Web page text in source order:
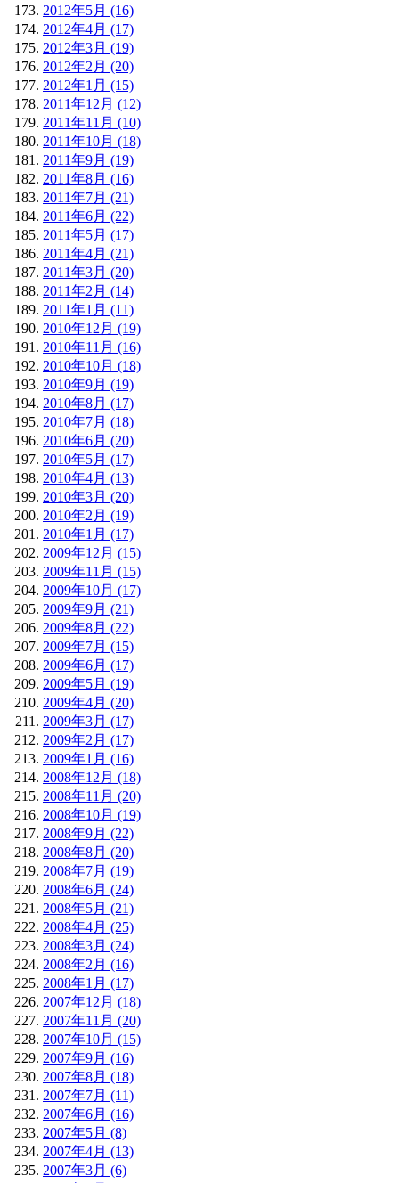
2012年5月 (16)
2012年4月 (17)
2012年3月 (19)
2012年2月 (20)
2012年1月 (15)
2011年12月 (12)
2011年11月 (10)
2011年10月 (18)
2011年9月 (19)
2011年8月 (16)
2011年7月 (21)
2011年6月 (22)
2011年5月 (17)
2011年4月 (21)
2011年3月 (20)
2011年2月 (14)
2011年1月 (11)
2010年12月 (19)
2010年11月 (16)
2010年10月 (18)
2010年9月 (19)
2010年8月 (17)
2010年7月 (18)
2010年6月 (20)
2010年5月 (17)
2010年4月 (13)
2010年3月 (20)
2010年2月 (19)
2010年1月 (17)
2009年12月 (15)
2009年11月 (15)
2009年10月 (17)
2009年9月 (21)
2009年8月 (22)
2009年7月 (15)
2009年6月 (17)
2009年5月 (19)
2009年4月 (20)
2009年3月 (17)
2009年2月 (17)
2009年1月 (16)
2008年12月 (18)
2008年11月 (20)
2008年10月 (19)
2008年9月 (22)
2008年8月 (20)
2008年7月 (19)
2008年6月 (24)
2008年5月 (21)
2008年4月 (25)
2008年3月 (24)
2008年2月 (16)
2008年1月 (17)
2007年12月 (18)
2007年11月 (20)
2007年10月 (15)
2007年9月 (16)
2007年8月 (18)
2007年7月 (11)
2007年6月 (16)
2007年5月 (8)
2007年4月 (13)
2007年3月 (6)